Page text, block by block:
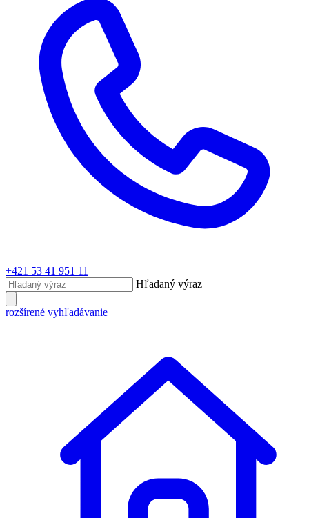
+421 53 41 951 11
Hľadaný výraz
rozšírené vyhľadávanie